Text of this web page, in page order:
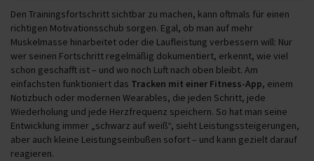
Den Trainingsfortschritt sichtbar zu machen, kann oftmals für einen
richtigen Motivationsschub sorgen. Egal, ob man auf mehr
Muskelmasse hinarbeitet oder die Laufleistung verbessern will: Nur
wer seinen Fortschritt regelmäßig dokumentiert, erkennt, wie viel
schon geschafft ist – und wo noch Luft nach oben bleibt. Am
einfachsten funktioniert das Tracken mit einer Fitness-App, einem
Notizbuch oder modernen Wearables, die jeden Schritt, jede
Wiederholung und jede Herzfrequenz speichern. So hat man seine
Entwicklung immer „schwarz auf weiß“, sieht Leistungssteigerungen,
aber auch kleine Leistungseinbußen sofort – und kann gezielt darauf
reagieren.